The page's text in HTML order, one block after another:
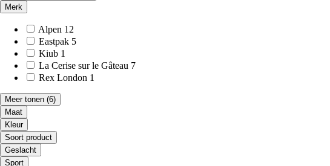
Merk
Alpen 12
Eastpak 5
Kiub 1
La Cerise sur le Gâteau 7
Rex London 1
Meer tonen (6)
Maat
Kleur
Soort product
Geslacht
Sport